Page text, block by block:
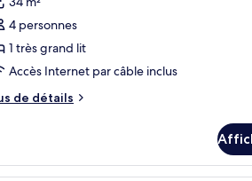
:
4 personnes
1 très grand lit
Accès Internet par câble inclus
de détails